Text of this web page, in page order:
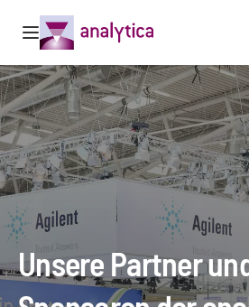
Navigation öffnen
Unsere Partner